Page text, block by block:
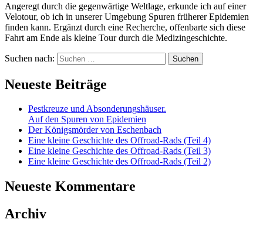
Angeregt durch die gegenwärtige Weltlage, erkunde ich auf einer
Velotour, ob ich in unserer Umgebung Spuren früherer Epidemien
finden kann. Ergänzt durch eine Recherche, offenbarte sich diese
Fahrt am Ende als kleine Tour durch die Medizingeschichte.
Suchen nach:
Neueste Beiträge
Pestkreuze und Absonderungshäuser.
Auf den Spuren von Epidemien
Der Königsmörder von Eschenbach
Eine kleine Geschichte des Offroad-Rads (Teil 4)
Eine kleine Geschichte des Offroad-Rads (Teil 3)
Eine kleine Geschichte des Offroad-Rads (Teil 2)
Neueste Kommentare
Archiv